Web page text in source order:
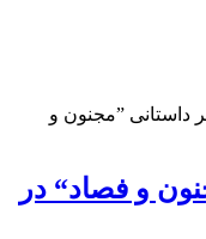
داستانی ”مجنون و
و فصاد“ در